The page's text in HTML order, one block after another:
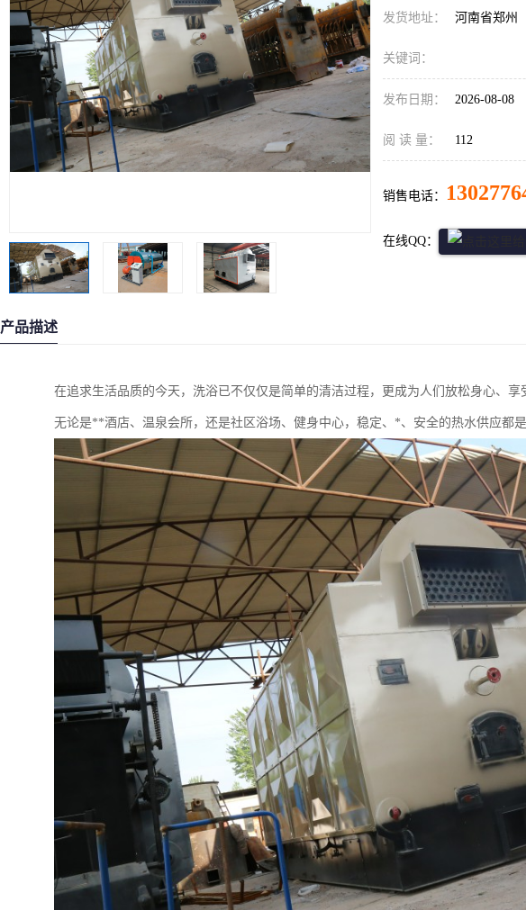
发货地址： 河南省郑州
关键词：
发布日期： 2026-08-08
阅 读 量： 112
销售电话：
在线QQ：
产品描述
在追求生活品质的今天，洗浴已不仅仅是简单的清洁过程，更成为人们放松身心、享
无论是**酒店、温泉会所，还是社区浴场、健身中心，稳定、*、安全的热水供应都